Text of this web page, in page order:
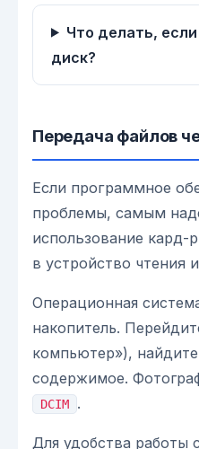
Что делать,
диск?
Передача файлов
Если программное
проблемы, самым
использование кард-
в устройство чтения
Операционная
накопитель.
компьютер»),
содержимое.
DCIM .
Для удобства работы